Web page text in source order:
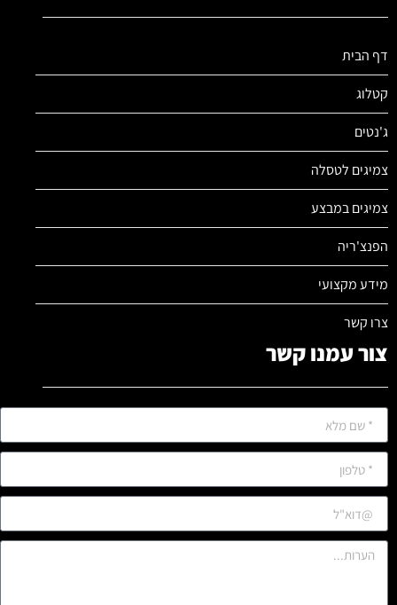
דף הבית
קטלוג
ג'נטים
צמיגים לטסלה
צמיגים במבצע
הפנצ'ריה
מידע מקצועי
צרו קשר
צור עמנו קשר